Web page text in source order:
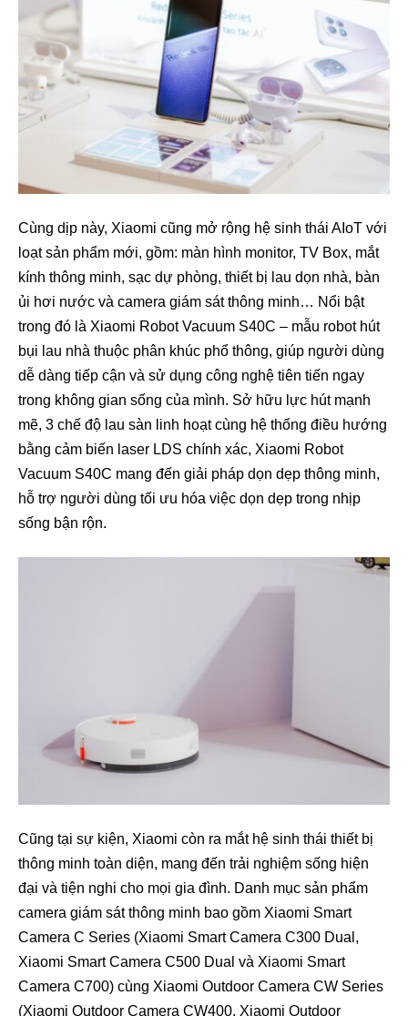
Cùng dịp này, Xiaomi cũng mở rộng hệ sinh thái AIoT với
loạt sản phẩm mới, gồm: màn hình monitor, TV Box, mắt
kính thông minh, sạc dự phòng, thiết bị lau dọn nhà, bàn
ủi hơi nước và camera giám sát thông minh… Nổi bật
trong đó là Xiaomi Robot Vacuum S40C – mẫu robot hút
bụi lau nhà thuộc phân khúc phổ thông, giúp người dùng
dễ dàng tiếp cận và sử dụng công nghệ tiên tiến ngay
trong không gian sống của mình. Sở hữu lực hút mạnh
mẽ, 3 chế độ lau sàn linh hoạt cùng hệ thống điều hướng
bằng cảm biến laser LDS chính xác, Xiaomi Robot
Vacuum S40C mang đến giải pháp dọn dẹp thông minh,
hỗ trợ người dùng tối ưu hóa việc dọn dẹp trong nhịp
sống bận rộn.
Cũng tại sự kiện, Xiaomi còn ra mắt hệ sinh thái thiết bị
thông minh toàn diện, mang đến trải nghiệm sống hiện
đại và tiện nghi cho mọi gia đình. Danh mục sản phẩm
camera giám sát thông minh bao gồm Xiaomi Smart
Camera C Series (Xiaomi Smart Camera C300 Dual,
Xiaomi Smart Camera C500 Dual và Xiaomi Smart
Camera C700) cùng Xiaomi Outdoor Camera CW Series
(Xiaomi Outdoor Camera CW400, Xiaomi Outdoor